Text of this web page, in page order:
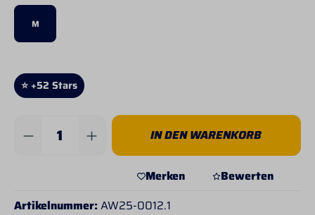
M
⭐ +52 Stars
Produkt Anzahl: Gib den gewünschten
IN DEN WARENKORB
Merken
Bewerten
Artikelnummer:AW25-0012.1